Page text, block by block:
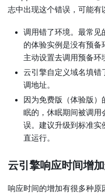
志中出现这个错误，可能有
调用错了环境。最常见
的体验实例是没有预备
主动设置去调用预备环
云引擎自定义域名填错
调地址。
因为免费版（体验版）
眠的，休眠期间被调用
误。建议升级到标准实
直运行。
云引擎响应时间增
响应时间的增加有很多种原